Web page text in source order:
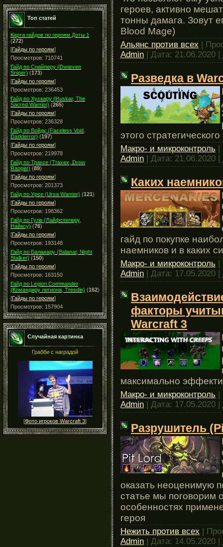
Топ статей
Карта гайдов по героям Доты 1
(272)
[Гайды по героям]
Просмотров: 710741
Гайд по Снайперу (Dwarven
Sniper) (173)
[Гайды по героям]
Просмотров: 236453
Гайд по Хускару (Huskar, The
Sacred Warrior) (265)
[Гайды по героям]
Просмотров: 236328
Гайд по Войду (Faceless Void,
Darkterror) (197)
[Гайды по героям]
Просмотров: 219978
Гайд по Траксе (Traxex, Drow
Ranger) (89)
[Гайды по героям]
Просмотров: 201373
Гайд по Урсе (Ursa Warrior) (121)
[Гайды по героям]
Просмотров: 198362
Гайд по Гуле (Лайфстилеру,
Найксу) (76)
[Гайды по героям]
Просмотров: 193148
Гайд по Баланару (Balanar, Night
Stalker) (150)
[Гайды по героям]
Просмотров: 163150
Гайд по Legion Commander
(Командиру легиона, Tresdin) (162)
[Гайды по героям]
Просмотров: 157904
Случайная картинка
Грабби с наградой
[Фото игроков Warcraft 3]
героев, активно
тонны дамага. Зовут
Blood Mage)
Альянс против всех |
Admin | Дата: 21.06.2020
Разведка в
этого
Макро- и микроконтроль
Admin | Дата: 21.06.2020
Каких
гайд по покупке
наемников и в каких
Макро- и микроконтроль
Admin | Дата: 17.05.2020
факторы
Warcraft 3
максимально
Макро- и микроконтроль
Admin | Дата: 17.05.2020
Разрушитель
оказать неоценимую
статье мы поговорим
особенностях
героя
Нежить против всех |
Admin | Дата: 14.05.2020